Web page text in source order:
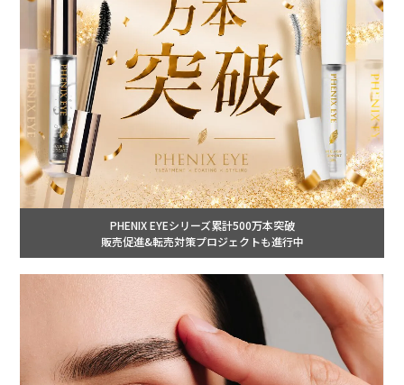
PHENIX EYEシリーズ累計500万本突破
販売促進&転売対策プロジェクトも進行中